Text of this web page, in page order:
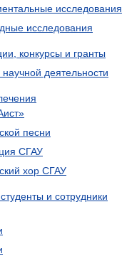
исследования
исследования
конкурсы и гранты
научной деятельности
песни
СГАУ
хор СГАУ
и сотрудники